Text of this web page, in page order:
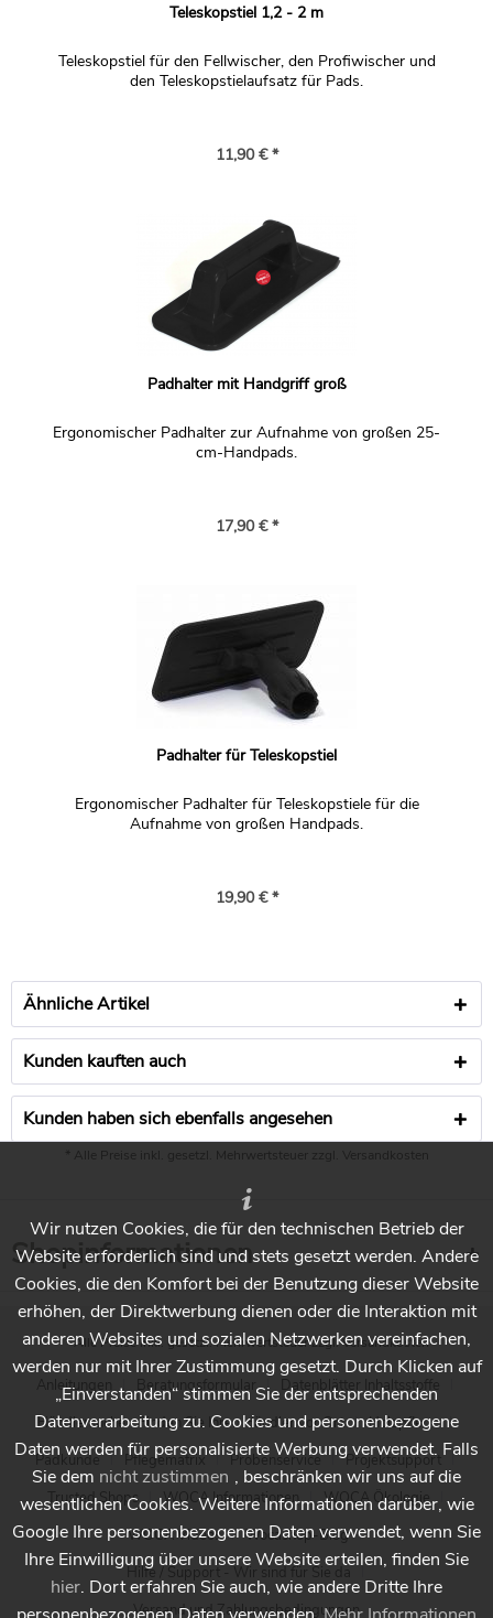
Teleskopstiel 1,2 - 2 m
Teleskopstiel für den Fellwischer, den Profiwischer und
den Teleskopstielaufsatz für Pads.
11,90 € *
Padhalter mit Handgriff groß
Ergonomischer Padhalter zur Aufnahme von großen 25-
cm-Handpads.
17,90 € *
Padhalter für Teleskopstiel
Ergonomischer Padhalter für Teleskopstiele für die
Aufnahme von großen Handpads.
19,90 € *
Ähnliche Artikel
Kunden kauften auch
Kunden haben sich ebenfalls angesehen
* Alle Preise inkl. gesetzl. Mehrwertsteuer zzgl. Versandkosten
Shopinformationen
* Alle Preise inkl. gesetzl. Mehrwertsteuer zzgl.Versandkosten
Anleitungen Beratungsformular
Datenblätter Inhaltsstoffe
Händlersuche - Finden Sie Ihren Händler vor Ort
Holzpflege
Padkunde
Pflegematrix Probenservice
Projektsupport
Trusted Shops
WOCA Informationen
WOCA Ökologie
WOCA Videos
Wocashop-Blog
Hilfe / Support - Wir sind für Sie da
Versand und Zahlungsbedingungen
Wir nutzen Cookies, die für den technischen Betrieb der
Website erforderlich sind und stets gesetzt werden. Andere
Cookies, die den Komfort bei der Benutzung dieser Website
erhöhen, der Direktwerbung dienen oder die Interaktion mit
anderen Websites und sozialen Netzwerken vereinfachen,
werden nur mit Ihrer Zustimmung gesetzt. Durch Klicken auf
„Einverstanden“ stimmen Sie der entsprechenden
Datenverarbeitung zu. Cookies und personenbezogene
Daten werden für personalisierte Werbung verwendet. Falls
Sie dem nicht zustimmen , beschränken wir uns auf die
wesentlichen Cookies. Weitere Informationen darüber, wie
Google Ihre personenbezogenen Daten verwendet, wenn Sie
Ihre Einwilligung über unsere Website erteilen, finden Sie
hier. Dort erfahren Sie auch, wie andere Dritte Ihre